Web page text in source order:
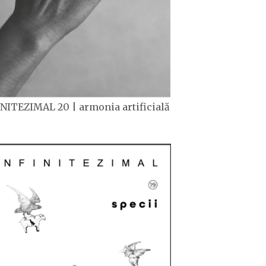
20 | armonia artificială